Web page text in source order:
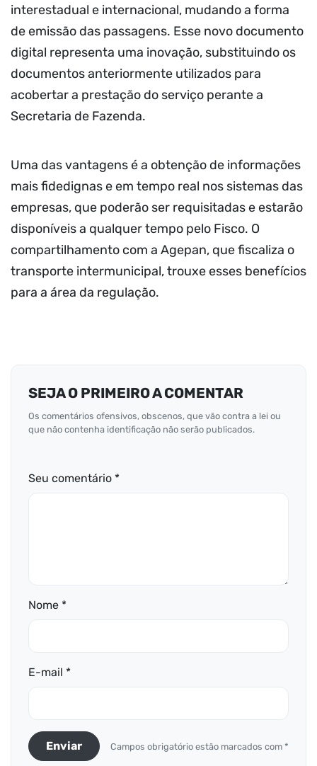
interestadual e internacional, mudando a forma
de emissão das passagens. Esse novo documento
digital representa uma inovação, substituindo os
documentos anteriormente utilizados para
acobertar a prestação do serviço perante a
Secretaria de Fazenda.
Uma das vantagens é a obtenção de informações
mais fidedignas e em tempo real nos sistemas das
empresas, que poderão ser requisitadas e estarão
disponíveis a qualquer tempo pelo Fisco. O
compartilhamento com a Agepan, que fiscaliza o
transporte intermunicipal, trouxe esses benefícios
para a área da regulação.
SEJA O PRIMEIRO A COMENTAR
Os comentários ofensivos, obscenos, que vão contra a lei ou
que não contenha identificação não serão publicados.
Seu comentário *
Nome *
E-mail *
Enviar Campos obrigatório estão marcados com *